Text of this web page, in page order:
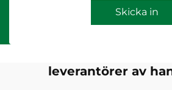
Skicka in
leverantörer av